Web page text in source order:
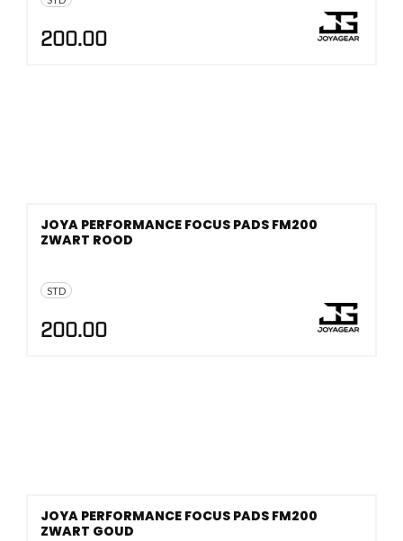
200.00
STD
JOYA PERFORMANCE FOCUS PADS FM200
ZWART ROOD
200.00
JOYA PERFORMANCE FOCUS PADS FM200
ZWART GOUD